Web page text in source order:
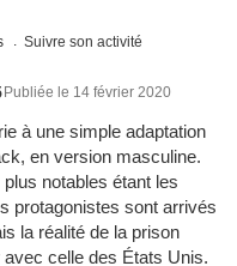
Suivre son activité
Publiée le 14 février 2020
à une simple adaptation
en version masculine.
notables étant les
protagonistes sont arrivés
la réalité de la prison
celle des États Unis.